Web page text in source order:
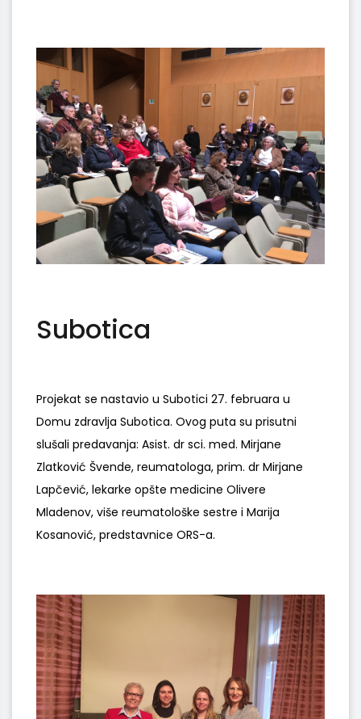
Subotica
Projekat se nastavio u Subotici 27. februara u
Domu zdravlja Subotica. Ovog puta su prisutni
slušali predavanja: Asist. dr sci. med. Mirjane
Zlatković Švende, reumatologa, prim. dr Mirjane
Lapčević, lekarke opšte medicine Olivere
Mladenov, više reumatološke sestre i Marija
Kosanović, predstavnice ORS-a.